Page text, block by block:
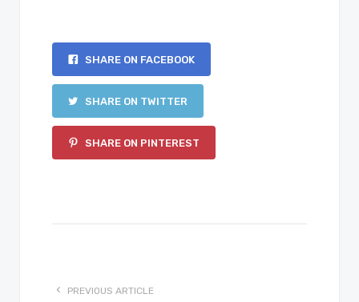
SHARE ON FACEBOOK
SHARE ON TWITTER
SHARE ON PINTEREST
PREVIOUS ARTICLE